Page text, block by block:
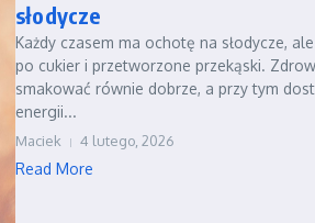
słodycze
Każdy czasem ma ochotę na słodycze,
po cukier i przetworzone przekąski.
smakować równie dobrze, a przy tym
energii...
Maciek 4 lutego, 2026
Read More